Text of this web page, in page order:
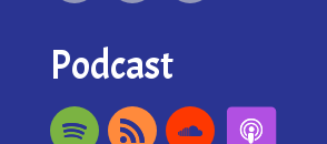
Podcast